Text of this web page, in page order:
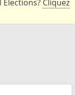
Elections? Cliquez